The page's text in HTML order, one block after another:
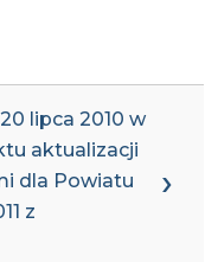
lipca 2010 w
aktualizacji
dla Powiatu
z